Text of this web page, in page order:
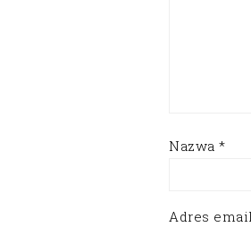
Nazwa *
Adres email